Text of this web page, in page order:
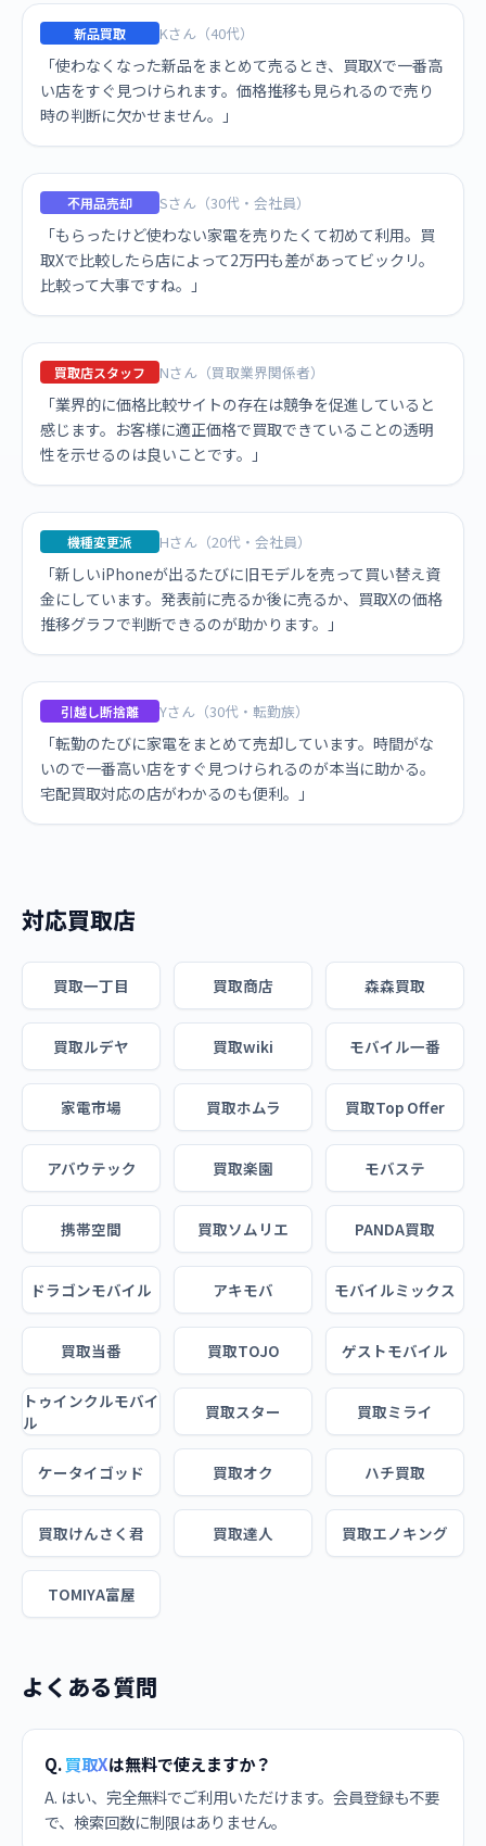
新品買取 Kさん（40代）
「使わなくなった新品をまとめて売るとき、買取Xで一番高
い店をすぐ見つけられます。価格推移も見られるので売り
時の判断に欠かせません。」
不用品売却 Sさん（30代・会社員）
「もらったけど使わない家電を売りたくて初めて利用。買
取Xで比較したら店によって2万円も差があってビックリ。
比較って大事ですね。」
買取店スタッフ Nさん（買取業界関係者）
「業界的に価格比較サイトの存在は競争を促進していると
感じます。お客様に適正価格で買取できていることの透明
性を示せるのは良いことです。」
機種変更派 Hさん（20代・会社員）
「新しいiPhoneが出るたびに旧モデルを売って買い替え資
金にしています。発表前に売るか後に売るか、買取Xの価格
推移グラフで判断できるのが助かります。」
引越し断捨離 Yさん（30代・転勤族）
「転勤のたびに家電をまとめて売却しています。時間がな
いので一番高い店をすぐ見つけられるのが本当に助かる。
宅配買取対応の店がわかるのも便利。」
対応買取店
買取一丁目 買取商店 森森買取
買取ルデヤ 買取wiki モバイル一番
家電市場 買取ホムラ 買取Top Offer
アバウテック 買取楽園 モバステ
携帯空間 買取ソムリエ PANDA買取
ドラゴンモバイル アキモバ モバイルミックス
買取当番 買取TOJO ゲストモバイル
トゥインクルモバイ
ル
買取スター 買取ミライ
ケータイゴッド 買取オク ハチ買取
買取けんさく君 買取達人 買取エノキング
TOMIYA富屋
よくある質問
Q.買取Xは無料で使えますか？
A. はい、完全無料でご利用いただけます。会員登録も不要
で、検索回数に制限はありません。